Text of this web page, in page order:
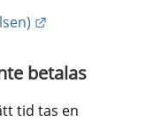
betalas
tid tas en